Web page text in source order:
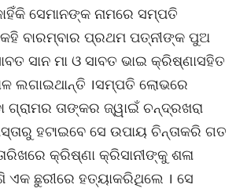
ସେମାନଙ୍କ ନାମରେ ସମ୍ପତି
ବାରମ୍ବାର ପ୍ରଥମ ପତ୍ନୀଙ୍କ ପୁଅ
ସାନ ମା ଓ ସାବତ ଭାଇ କ୍ରିଷ୍ଣାସହିତ
ଲଗାଇଥାନ୍ତି ।ସମ୍ପତି ଲୋଭରେ
ତାଙ୍କର ଜ୍ୱାଇଁ ଚନ୍ଦ୍ରଖରା
ହଟାଇବେ ସେ ଉପାୟ ଚିନ୍ତାକରି ଗତ
କ୍ରିଷ୍ଣା କ୍ରିସାନୀଙ୍କୁ ଶଳା
ଛୁରୀରେ ହତ୍ୟାକରିଥିଲେ । ସେ